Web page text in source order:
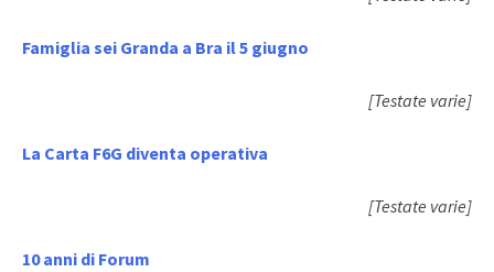
Famiglia sei Granda a Bra il 5 giugno
[Testate varie]
La Carta F6G diventa operativa
[Testate varie]
10 anni di Forum